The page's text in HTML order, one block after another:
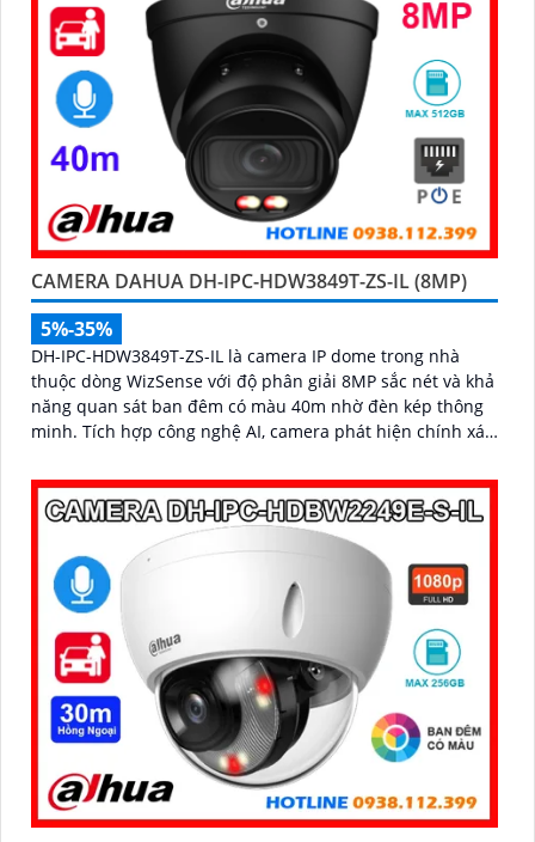
CAMERA DAHUA DH-IPC-HDW3849T-ZS-IL (8MP)
5%-35%
DH-IPC-HDW3849T-ZS-IL là camera IP dome trong nhà
thuộc dòng WizSense với độ phân giải 8MP sắc nét và khả
năng quan sát ban đêm có màu 40m nhờ đèn kép thông
minh. Tích hợp công nghệ AI, camera phát hiện chính xác
nhớ hỗ trợ đến 512GB đảm bảo lưu trữ linh hoạt và chi
tiết, hỗ trợ PoE tiện lợi đây là giải pháp giám sát an ninh